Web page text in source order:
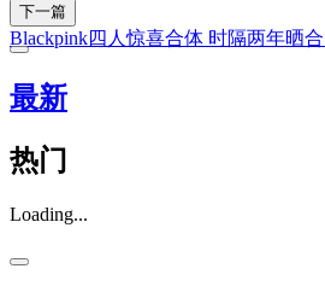
下一篇
Blackpink四人惊喜合体 时隔两年晒
最新
热门
Loading...